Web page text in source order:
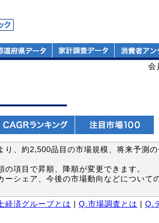
会
り、約2,500品目の市場規模、将来予測
項目で昇順、降順が変更できます。
ーシェア、今後の市場動向などについて
経済グループとは
Q.市場調査とは
Q.